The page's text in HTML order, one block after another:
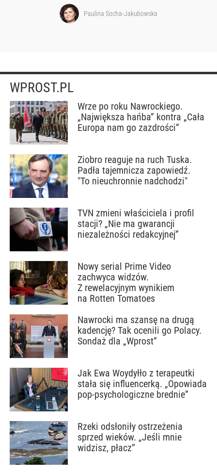
Paulina Socha-Jakubowska
WPROST.PL
Wrze po roku Nawrockiego.
„Największa hańba” kontra „Cała
Europa nam go zazdrości”
Ziobro reaguje na ruch Tuska.
Padła tajemnicza zapowiedź.
"To nieuchronnie nadchodzi"
TVN zmieni właściciela i profil
stacji? „Nie ma gwarancji
niezależności redakcyjnej”
Nowy serial Prime Video
zachwyca widzów.
Z rewelacyjnym wynikiem
na Rotten Tomatoes
Nawrocki ma szansę na drugą
kadencję? Tak ocenili go Polacy.
Sondaż dla „Wprost”
Jak Ewa Woydyłło z terapeutki
stała się influencerką. „Opowiada
pop-psychologiczne brednie”
Rzeki odsłoniły ostrzeżenia
sprzed wieków. „Jeśli mnie
widzisz, płacz”